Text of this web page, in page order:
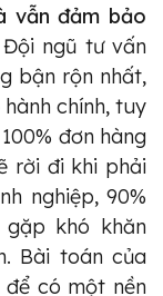
vẫn đảm bảo
Đội ngũ tư vấn
bận rộn nhất,
chính, tuy
đơn hàng
rời đi khi phải
nghiệp, 90%
khó khăn
Bài toán của
có một nền